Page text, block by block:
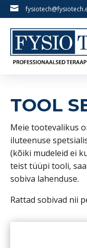

TOOL
Meie tootevalikus
iluteenuse
(kõiki mudeleid ei
teist tüüpi tooli,
sobiva lahenduse.
Rattad sobivad nii